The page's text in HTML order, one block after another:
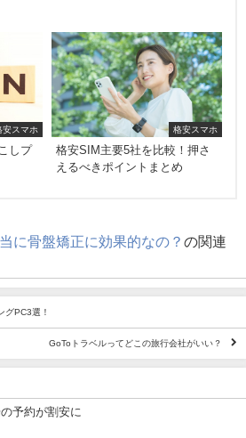
安スマホ
しプ
格安スマホ
格安SIM主要5社を比較！押さ
えるべきポイントまとめ
に骨盤矯正に効果的なの？ の関連
グPC3選！
GoToトラベルってどこの旅行会社がいい？
予約が割安に